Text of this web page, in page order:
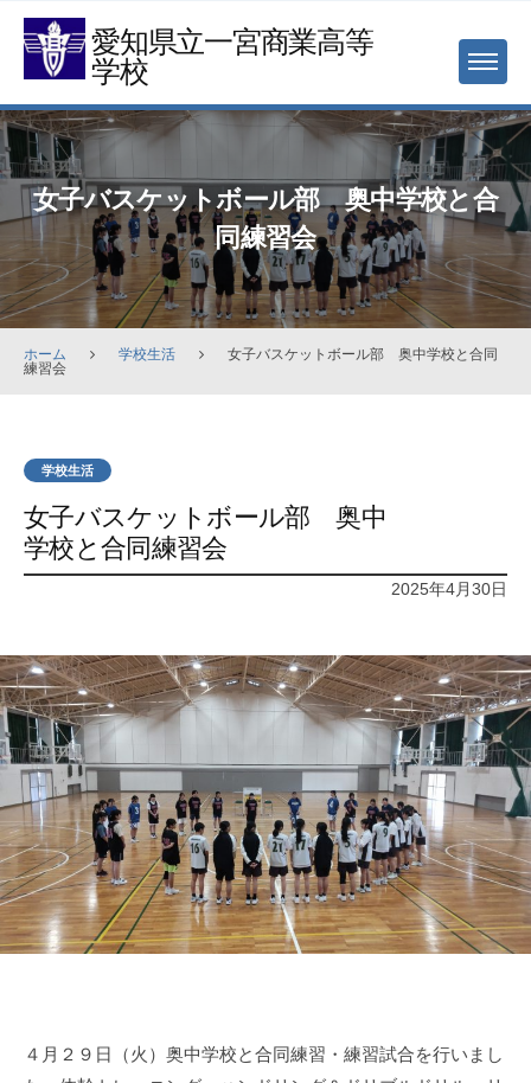
Skip
content
愛知県立一宮商業高等
学校
MENU
女子バスケットボール部 奥中学校と合
同練習会
ホーム 学校生活
女子バスケットボール部 奥中学校と合同
練習会
学校生活
女子バスケットボール部 奥中
学校と合同練習会
2025年4月30日
４月２９日（火）奥中学校と合同練習・練習試合を行いまし